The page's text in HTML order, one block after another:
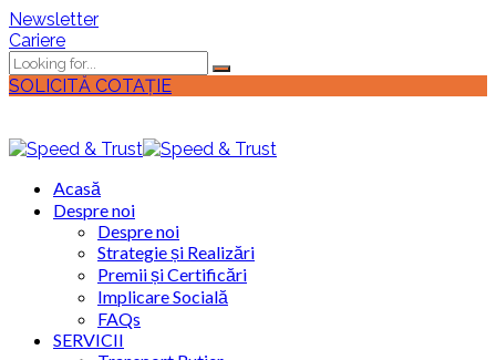
Newsletter
Cariere
SOLICITĂ COTAȚIE
Acasă
Despre noi
Despre noi
Strategie și Realizări
Premii și Certificări
Implicare Socială
FAQs
SERVICII